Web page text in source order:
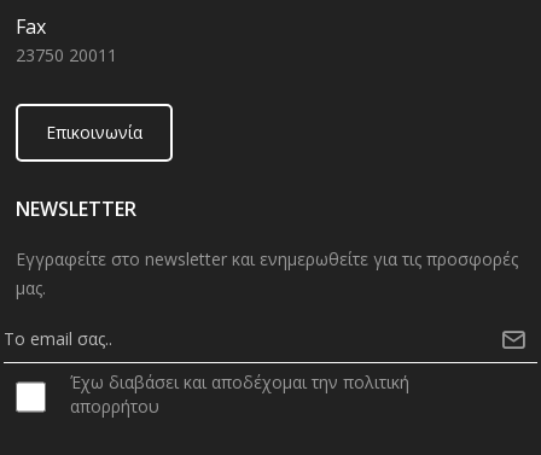
Fax
23750 20011
Επικοινωνία
NEWSLETTER
Εγγραφείτε στο newsletter και ενημερωθείτε για τις προσφορές
μας.
Έχω διαβάσει και αποδέχομαι την πολιτική
απορρήτου